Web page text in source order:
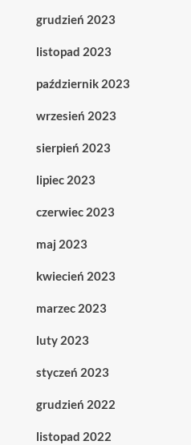
grudzień 2023
listopad 2023
październik 2023
wrzesień 2023
sierpień 2023
lipiec 2023
czerwiec 2023
maj 2023
kwiecień 2023
marzec 2023
luty 2023
styczeń 2023
grudzień 2022
listopad 2022